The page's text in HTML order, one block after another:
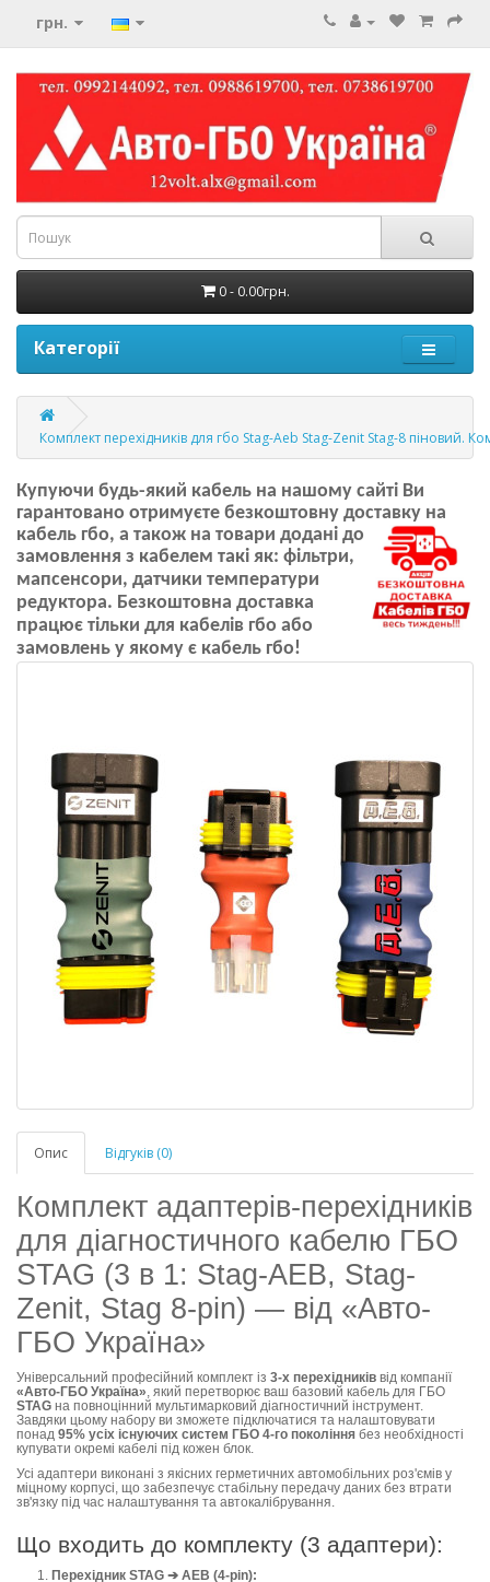
грн.
0 - 0.00грн.
Категорії
Комплект перехідників для гбо Stag-Aeb Stag-Zenit Stag-8 піновий.
Купуючи будь-який кабель на нашому сайті Ви
гарантовано отримуєте безкоштовну доставку на
кабель гбо, а також на товари додані до
замовлення з кабелем такі як: фільтри,
мапсенсори, датчики температури
редуктора. Безкоштовна доставка
працює тільки для кабелів гбо або
замовлень у якому є кабель гбо!
Опис Відгуків (0)
Комплект адаптерів-перехідників
для діагностичного кабелю ГБО
STAG (3 в 1: Stag-AEB, Stag-
Zenit, Stag 8-pin) — від «Авто-
ГБО Україна»
Універсальний професійний комплект із 3-х перехідників від компанії
«Авто-ГБО Україна», який перетворює ваш базовий кабель для ГБО
STAG на повноцінний мультимарковий діагностичний інструмент.
Завдяки цьому набору ви зможете підключатися та налаштовувати
понад 95% усіх існуючих систем ГБО 4-го покоління без необхідності
купувати окремі кабелі під кожен блок.
Усі адаптери виконані з якісних герметичних автомобільних роз'ємів у
міцному корпусі, що забезпечує стабільну передачу даних без втрати
зв'язку під час налаштування та автокалібрування.
Що входить до комплекту (3 адаптери):
Перехідник STAG ➔ AEB (4-pin):